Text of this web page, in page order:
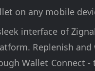
on any mobile
interface of
Replenish
Wallet Connect